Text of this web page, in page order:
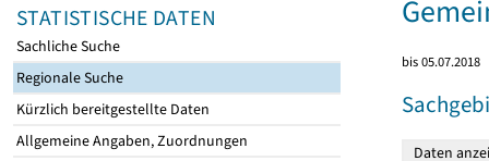
STATISTISCHE DATEN
Sachliche Suche
Regionale Suche
Kürzlich bereitgestellte Daten
Allgemeine Angaben, Zuordnungen
bis 05.07.2018